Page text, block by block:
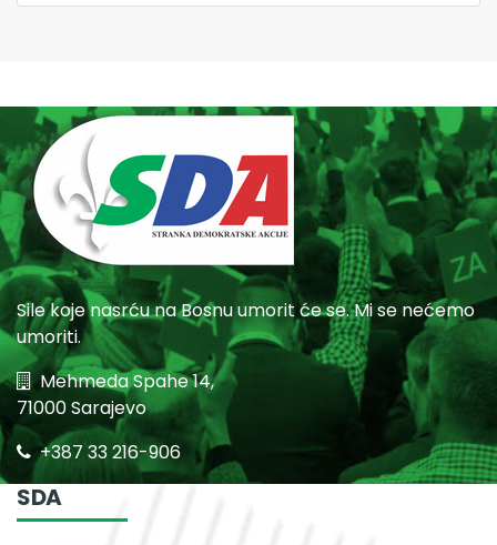
Sile koje nasrću na Bosnu umorit će se. Mi se nećemo
umoriti.
Mehmeda Spahe 14,
71000 Sarajevo
+387 33 216-906
SDA